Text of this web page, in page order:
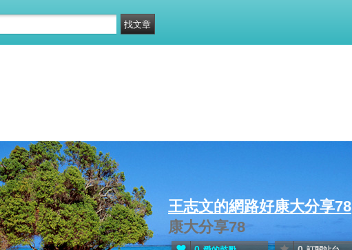
王志文的網路好康大分享78
康大分享78